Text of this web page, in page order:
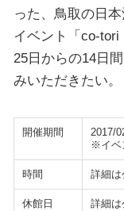
った、鳥取の日
イベント「co-tori
25日からの14日
みいただきたい。
開催期間
2017/
※イベ
時間 詳細は
休館日 詳細は